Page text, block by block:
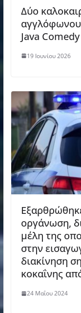
Δύο
Java
19 Ιουνίου 2026
οργάνωση,
μέλη της
στην
διακίνηση
κοκαΐνης
24 Μαΐου 2024